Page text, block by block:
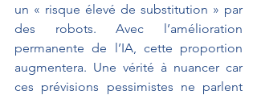
un « risque élevé de substitution » par
des robots. Avec l’amélioration
permanente de l’IA, cette proportion
augmentera. Une vérité à nuancer car
ces prévisions pessimistes ne parlent